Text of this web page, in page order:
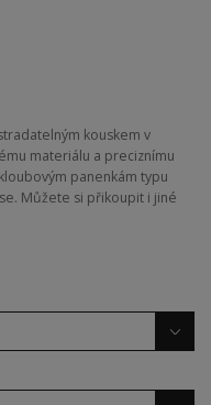
kouskem v
materiálu a preciznímu
panenkám typu
Můžete si přikoupit i jiné